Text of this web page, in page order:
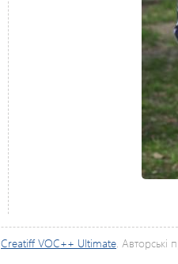
Creatiff VOC++ Ultimate. Авторські